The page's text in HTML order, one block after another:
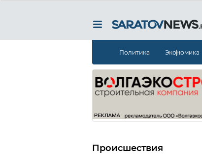
Политика Экономика
Происшествия